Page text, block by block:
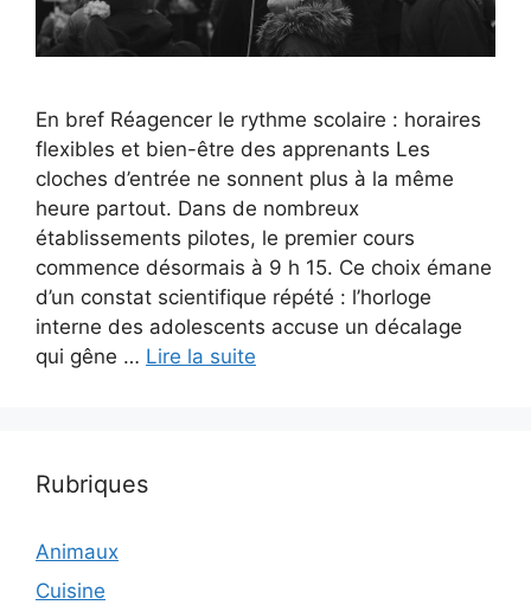
En bref Réagencer le rythme scolaire : horaires
flexibles et bien-être des apprenants Les
cloches d’entrée ne sonnent plus à la même
heure partout. Dans de nombreux
établissements pilotes, le premier cours
commence désormais à 9 h 15. Ce choix émane
d’un constat scientifique répété : l’horloge
interne des adolescents accuse un décalage
qui gêne … Lire la suite
Rubriques
Animaux
Cuisine